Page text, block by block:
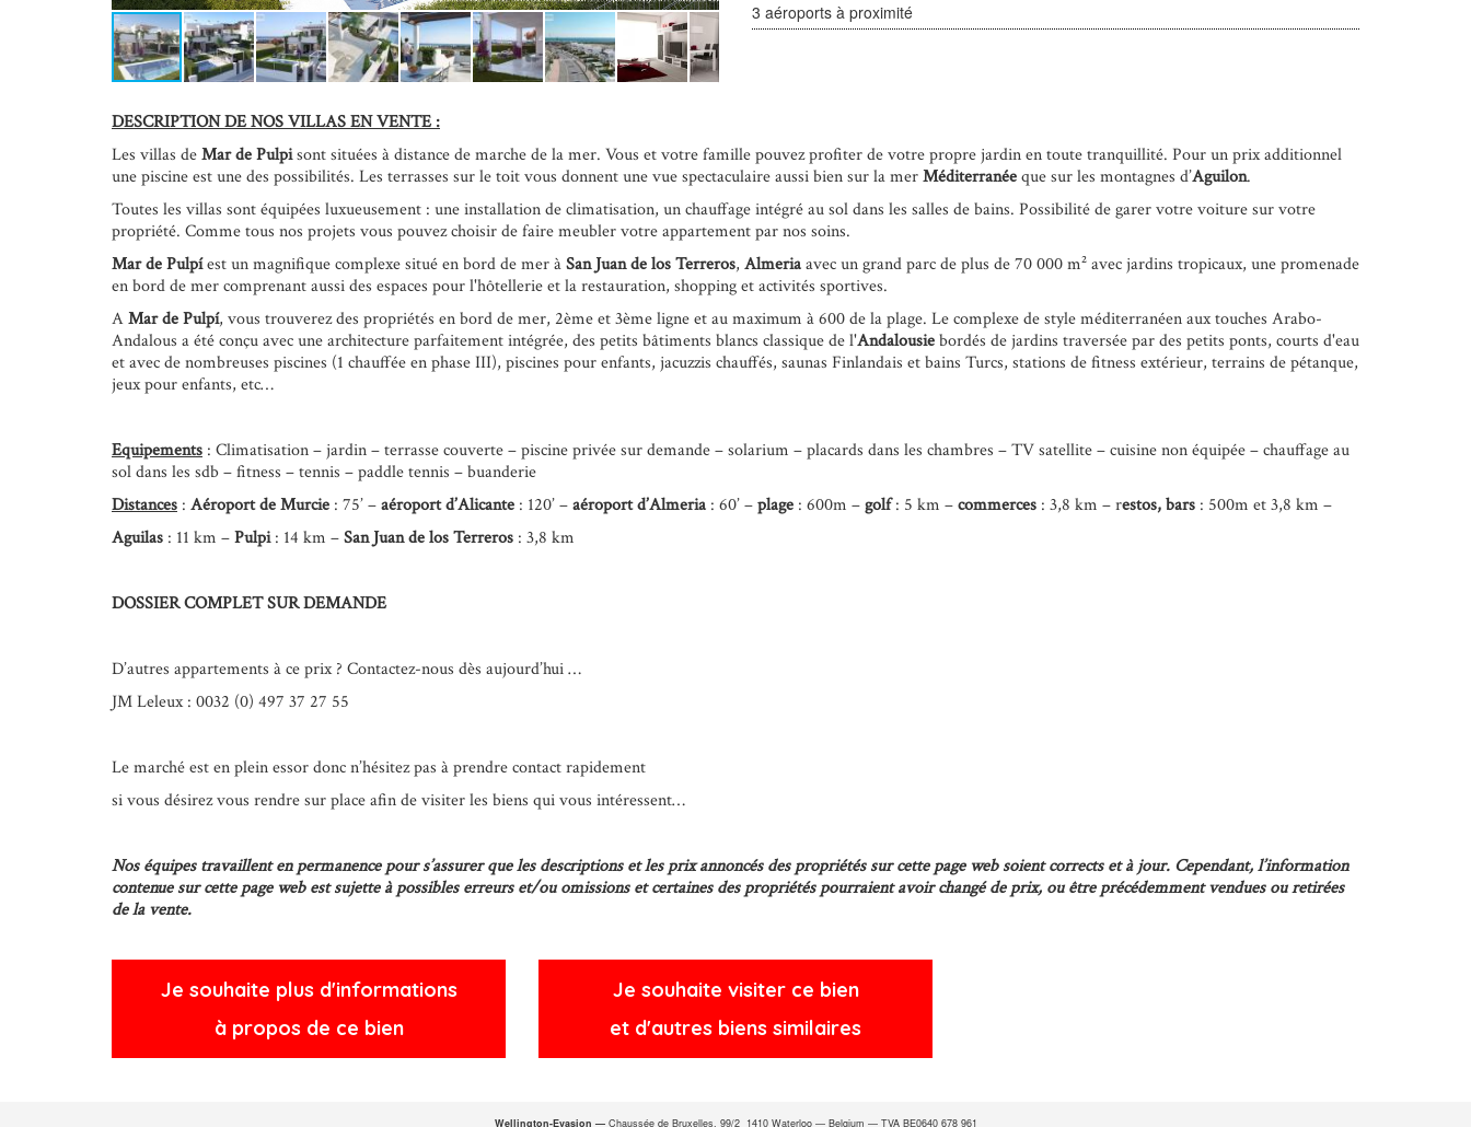
3 aéroports à proximité
DESCRIPTION DE NOS VILLAS EN VENTE :
Les villas deMar de Pulpisont situées à distance de marche de la mer. Vous et votre famille pouvez profiter de votre propre jardin en toute tranquillité. Pour un prix additionnel
une piscine est une des possibilités. Les terrasses sur le toit vous donnent une vue spectaculaire aussi bien sur la merMéditerranéeque sur les montagnes d’Aguilon.
Toutes les villas sont équipées luxueusement : une installation de climatisation, un chauffage intégré au sol dans les salles de bains. Possibilité de garer votre voiture sur votre
propriété. Comme tous nos projets vous pouvez choisir de faire meubler votre appartement par nos soins.
Mar de Pulpíest un magnifique complexe situé en bord de mer àSan Juan de los Terreros, Almeriaavec un grand parc de plus de 70 000 m² avec jardins tropicaux, une promenade
en bord de mer comprenant aussi des espaces pour l'hôtellerie et la restauration, shopping et activités sportives.
AMar de Pulpí, vous trouverez des propriétés en bord de mer, 2ème et 3ème ligne et au maximum à 600 de la plage. Le complexe de style méditerranéen aux touches Arabo-
Andalous a été conçu avec une architecture parfaitement intégrée, des petits bâtiments blancs classique de l'Andalousiebordés de jardins traversée par des petits ponts, courts d'eau
et avec de nombreuses piscines (1 chauffée en phase III), piscines pour enfants, jacuzzis chauffés, saunas Finlandais et bains Turcs, stations de fitness extérieur, terrains de pétanque,
jeux pour enfants, etc…
Equipements : Climatisation – jardin – terrasse couverte – piscine privée sur demande – solarium – placards dans les chambres – TV satellite – cuisine non équipée – chauffage au
sol dans les sdb – fitness – tennis – paddle tennis – buanderie
Distances : Aéroport deMurcie : 75’ –aéroport d’Alicante : 120’ –aéroport d’Almeria : 60’ –plage : 600m –golf: 5 km –commerces : 3,8 km – restos, bars : 500m et 3,8 km –
Aguilas : 11 km –Pulpi: 14 km –San Juan de los Terreros : 3,8 km
DOSSIER COMPLET SUR DEMANDE
D’autres appartements à ce prix ? Contactez-nous dès aujourd’hui …
JM Leleux : 0032 (0) 497 37 27 55
Le marché est en plein essor donc n’hésitez pas à prendre contact rapidement
si vous désirez vous rendre sur place afin de visiter les biens qui vous intéressent…
Nos équipes travaillent en permanence pour s’assurer que les descriptions et les prix annoncés des propriétés sur cette page web soient corrects et à jour. Cependant, l’information
contenue sur cette page web est sujette à possibles erreurs et/ou omissions et certaines des propriétés pourraient avoir changé de prix, ou être précédemment vendues ou retirées
de la vente.
Je souhaite plus d'informations
à propos de ce bien
Je souhaite visiter ce bien
et d'autres biens similaires
Wellington-Evasion — Chaussée de Bruxelles, 99/2 1410 Waterloo — Belgium — TVA BE0640 678 961